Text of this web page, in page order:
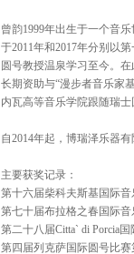
曾韵1999年出生于一个音
于2011年和2017年分别以
圆号教授温泉学习至今。
长期资助与“漫步者音乐家
内瓦高等音乐学院跟随瑞士
自2014年起，博瑞泽乐器
主要获奖记录：
第十六届柴科夫斯基国际音
第七十届布拉格之春国际音
第二十八届Citta` di Porcia
第四届列克萨国际圆号比赛